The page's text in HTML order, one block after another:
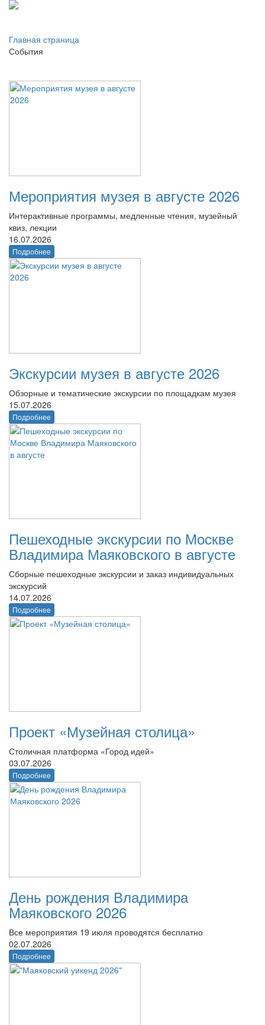
Главная страница
События
Мероприятия музея в августе 2026
Интерактивные программы, медленные чтения, музейный
квиз, лекции
16.07.2026
Подробнее
Экскурсии музея в августе 2026
Обзорные и тематические экскурсии по площадкам музея
15.07.2026
Подробнее
Пешеходные экскурсии по Москве
Владимира Маяковского в августе
Сборные пешеходные экскурсии и заказ индивидуальных
экскурсий
14.07.2026
Подробнее
Проект «Музейная столица»
Столичная платформа «Город идей»
03.07.2026
Подробнее
День рождения Владимира
Маяковского 2026
Все мероприятия 19 июля проводятся бесплатно
02.07.2026
Подробнее